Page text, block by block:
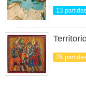
13 partidas
26 partidas